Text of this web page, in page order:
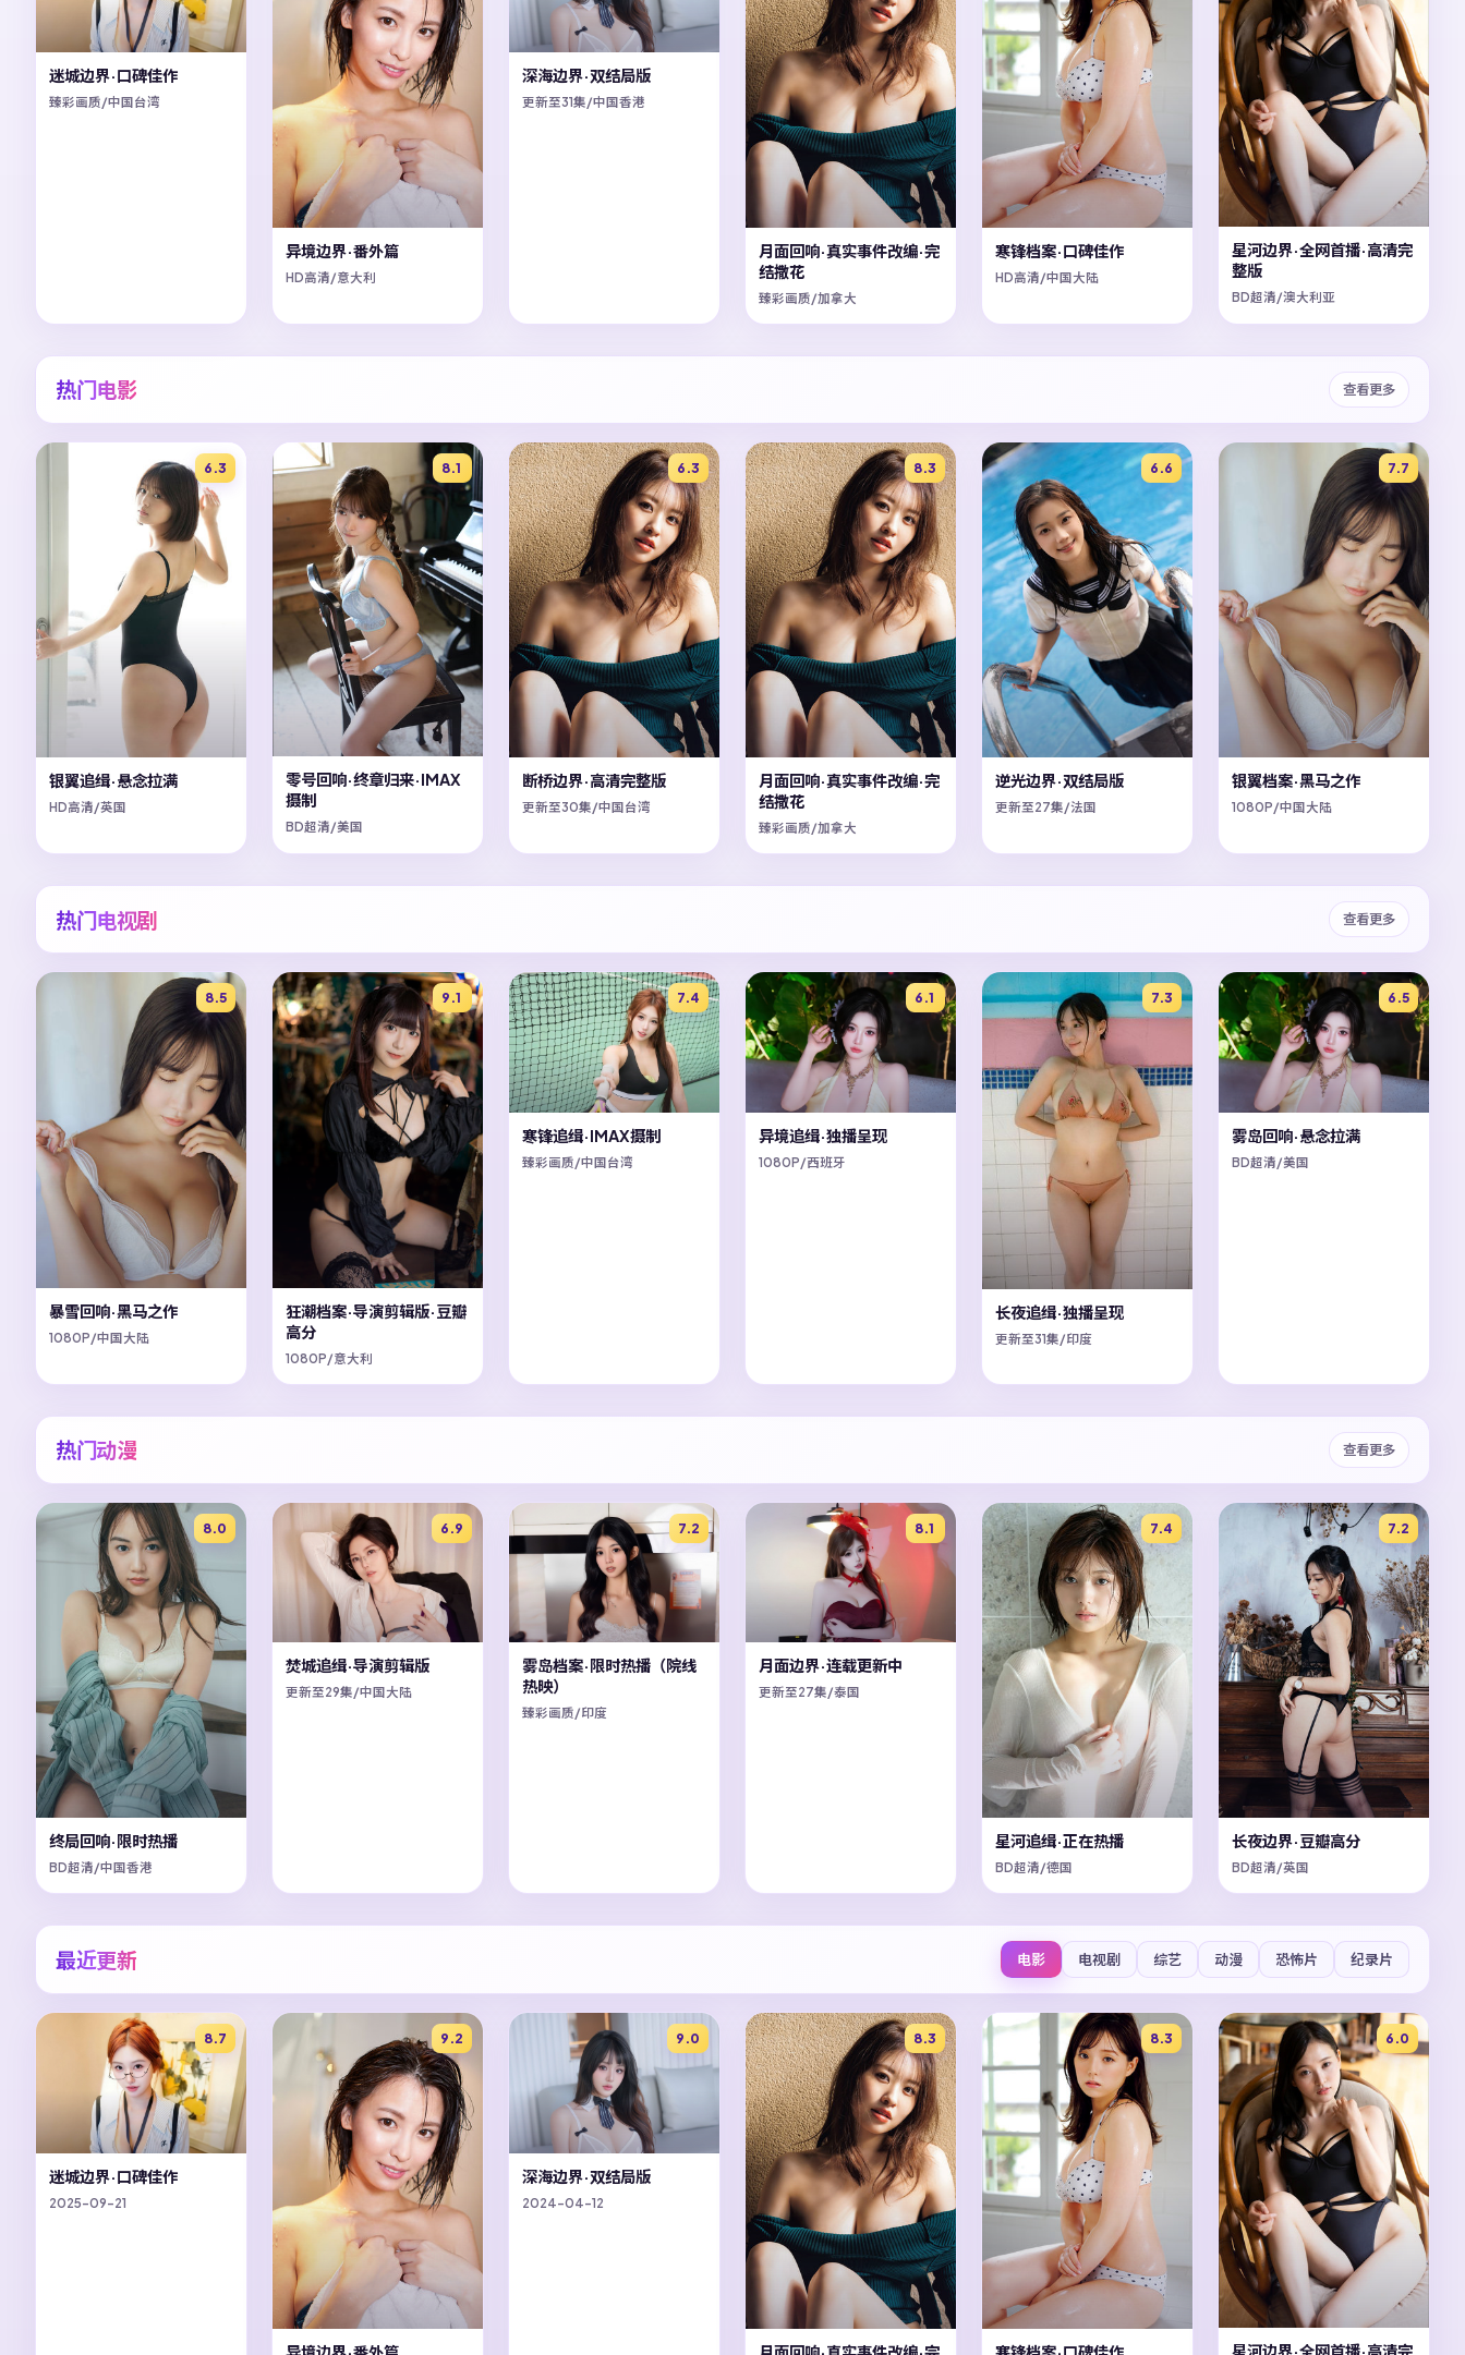
迷城边界·口碑佳作
臻彩画质/中国台湾
异境边界·番外篇
HD高清/意大利
深海边界·双结局版
更新至31集/中国香港
月面回响·真实事件改编·完
结撒花
臻彩画质/加拿大
寒锋档案·口碑佳作
HD高清/中国大陆
星河边界·全网首播·高清完
整版
BD超清/澳大利亚
热门电影 查看更多
6.3
银翼追缉·悬念拉满
HD高清/英国
8.1
零号回响·终章归来·IMAX
摄制
BD超清/美国
6.3
断桥边界·高清完整版
更新至30集/中国台湾
8.3
月面回响·真实事件改编·完
结撒花
臻彩画质/加拿大
6.6
逆光边界·双结局版
更新至27集/法国
7.7
银翼档案·黑马之作
1080P/中国大陆
热门电视剧 查看更多
8.5
暴雪回响·黑马之作
1080P/中国大陆
9.1
狂潮档案·导演剪辑版·豆瓣
高分
1080P/意大利
7.4
寒锋追缉·IMAX摄制
臻彩画质/中国台湾
6.1
异境追缉·独播呈现
1080P/西班牙
7.3
长夜追缉·独播呈现
更新至31集/印度
6.5
雾岛回响·悬念拉满
BD超清/美国
热门动漫 查看更多
8.0
终局回响·限时热播
BD超清/中国香港
6.9
焚城追缉·导演剪辑版
更新至29集/中国大陆
7.2
雾岛档案·限时热播（院线
热映）
臻彩画质/印度
8.1
月面边界·连载更新中
更新至27集/泰国
7.4
星河追缉·正在热播
BD超清/德国
7.2
长夜边界·豆瓣高分
BD超清/英国
最近更新 电影 电视剧 综艺 动漫 恐怖片 纪录片
8.7
迷城边界·口碑佳作
2025-09-21
9.2 9.0
深海边界·双结局版
2024-04-12
8.3 8.3 6.0
星河边界·全网首播·高清完